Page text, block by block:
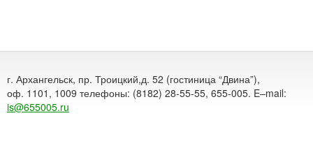
г. Архангельск, пр. Троицкий,д. 52 (гостиница “Двина”),
оф. 1101, 1009 телефоны: (8182) 28-55-55, 655-005. E–mail:
is@655005.ru